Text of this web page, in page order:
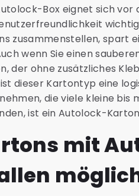
Box eignet sich vor
zusammenstellen, spart
wenn Sie einen
der ohne zusätzliches
dieser Kartontyp eine
die viele kleine bis
ist ein Autolock-
mit